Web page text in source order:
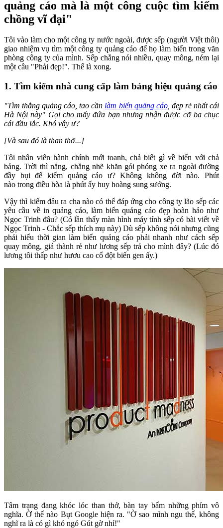
quảng cáo mà là một công cuộc tìm kiếm
chồng vĩ đại"
Tôi vào làm cho một công ty nước ngoài, được sếp (người Việt thôi)
giao nhiệm vụ tìm một công ty quảng cáo để họ làm biển trong văn
phòng công ty của mình. Sếp chẳng nói nhiều, quay mông, ném lại
một câu "Phải đẹp!". Thế là xong.
1. Tìm kiếm nhà cung cấp làm bảng hiệu quảng cáo
"Tìm thằng quảng cáo, tao cần làm biển quảng cáo, đẹp rẻ nhất cái
Hà Nội này" Gọi cho mấy đứa bạn nhưng nhận được cỡ ba chục
cái đầu lắc. Khó vậy ư?
[Và sau đó là than thở...]
Tôi nhân viên hành chính mới toanh, chả biết gì về biển với chả
bảng. Trời thì nắng, chẳng nhẽ khăn gói phóng xe ra ngoài đường
đầy bụi để kiếm quảng cáo ư? Không không đời nào. Phút
nào trong điều hòa là phút ấy huy hoàng sung sướng.
Vậy thì kiếm đâu ra cha nào có thể đáp ứng cho công ty lão sếp các
yêu cầu về in quảng cáo, làm biển quảng cáo đẹp hoàn hảo như
Ngọc Trinh đâu? (Có lần thấy màn hình máy tính sếp có bài viết về
Ngọc Trinh - Chắc sếp thích mụ này) Dù sếp không nói nhưng cũng
phải hiểu thời gian làm biển quảng cáo phải nhanh như cách sếp
quay mông, giá thành rẻ như lương sếp trả cho mình đây? (Lúc đó
lương tôi thấp như hươu cao cổ đột biến gen ấy.)
Tâm trạng đang khóc lóc than thở, bàn tay bấm những phím vô
nghĩa. Ờ thế nào Bụt Google hiện ra. "Ờ sao mình ngu thế, không
nghĩ ra là có gì khó ngó Gút gờ nhỉ!"